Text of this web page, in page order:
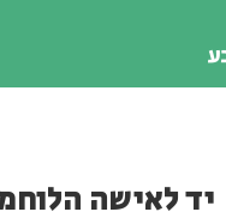
יד לאישה